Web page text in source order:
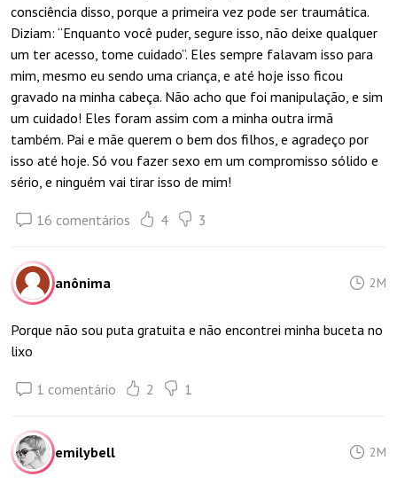
consciência disso, porque a primeira vez pode ser traumática.
Diziam: “Enquanto você puder, segure isso, não deixe qualquer
um ter acesso, tome cuidado”. Eles sempre falavam isso para
mim, mesmo eu sendo uma criança, e até hoje isso ficou
gravado na minha cabeça. Não acho que foi manipulação, e sim
um cuidado! Eles foram assim com a minha outra irmã
também. Pai e mãe querem o bem dos filhos, e agradeço por
isso até hoje. Só vou fazer sexo em um compromisso sólido e
sério, e ninguém vai tirar isso de mim!
16 comentários 4 3
anônima 2M
Porque não sou puta gratuita e não encontrei minha buceta no
lixo
1 comentário 2 1
emilybell 2M